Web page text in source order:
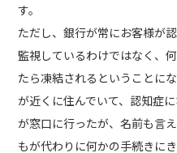
す。
ただし、銀行が常にお客様が
監視しているわけではなく、
たら凍結されるということに
が近くに住んでいて、認知症
が窓口に行ったが、名前も言
もが代わりに何かの手続きに